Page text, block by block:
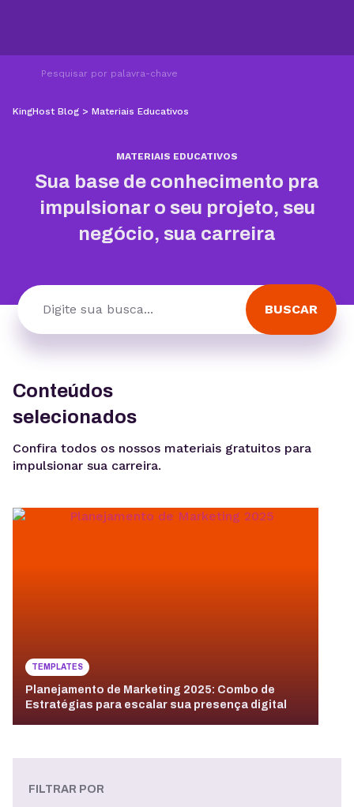
KingHost Blog > Materiais Educativos
MATERIAIS EDUCATIVOS
Sua base de conhecimento pra
impulsionar o seu projeto, seu
negócio, sua carreira
BUSCAR
Conteúdos
selecionados
Confira todos os nossos materiais gratuitos para
impulsionar sua carreira.
TEMPLATES
Planejamento de Marketing 2025: Combo de
Estratégias para escalar sua presença digital
FILTRAR POR